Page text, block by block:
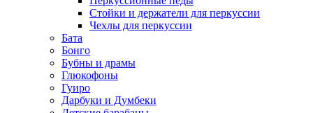
Стойки и держатели для перкуссии
Чехлы для перкуссии
Бата
Бонго
Бубны и драмы
Глюкофоны
Гуиро
Дарбуки и Думбеки